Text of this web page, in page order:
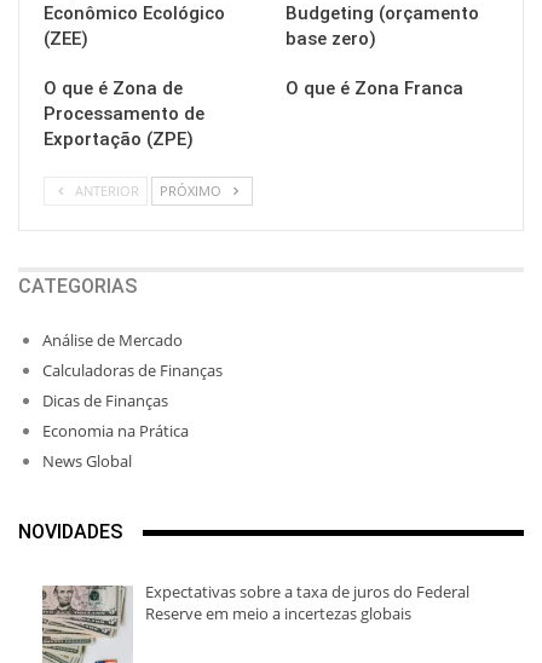
Econômico Ecológico
(ZEE)
Budgeting (orçamento
base zero)
O que é Zona de
Processamento de
Exportação (ZPE)
O que é Zona Franca
ANTERIOR PRÓXIMO
CATEGORIAS
Análise de Mercado
Calculadoras de Finanças
Dicas de Finanças
Economia na Prática
News Global
NOVIDADES
Expectativas sobre a taxa de juros do Federal
Reserve em meio a incertezas globais